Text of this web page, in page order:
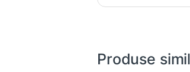
Produse